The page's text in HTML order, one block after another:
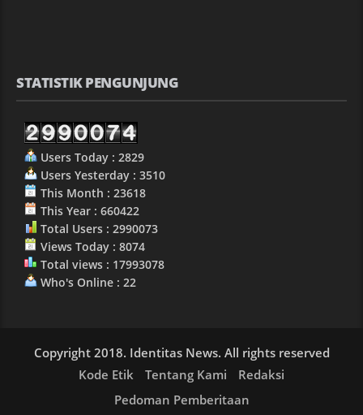
STATISTIK PENGUNJUNG
Users Today : 2829
Users Yesterday : 3510
This Month : 23618
This Year : 660422
Total Users : 2990073
Views Today : 8074
Total views : 17993078
Who's Online : 22
Copyright 2018. Identitas News. All rights reserved
Kode Etik
Tentang Kami
Redaksi
Pedoman Pemberitaan